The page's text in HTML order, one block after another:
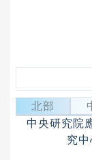
方
Fang,
中央研究院
究
尋
北部